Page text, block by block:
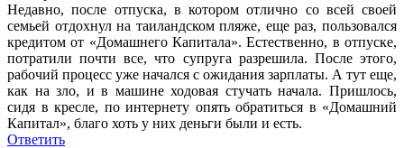
Недавно, после отпуска, в котором отлично со всей своей
семьей отдохнул на таиландском пляже, еще раз, пользовался
кредитом от «Домашнего Капитала». Естественно, в отпуске,
потратили почти все, что супруга разрешила. После этого,
рабочий процесс уже начался с ожидания зарплаты. А тут еще,
как на зло, и в машине ходовая стучать начала. Пришлось,
сидя в кресле, по интернету опять обратиться в «Домашний
Капитал», благо хоть у них деньги были и есть.
Ответить